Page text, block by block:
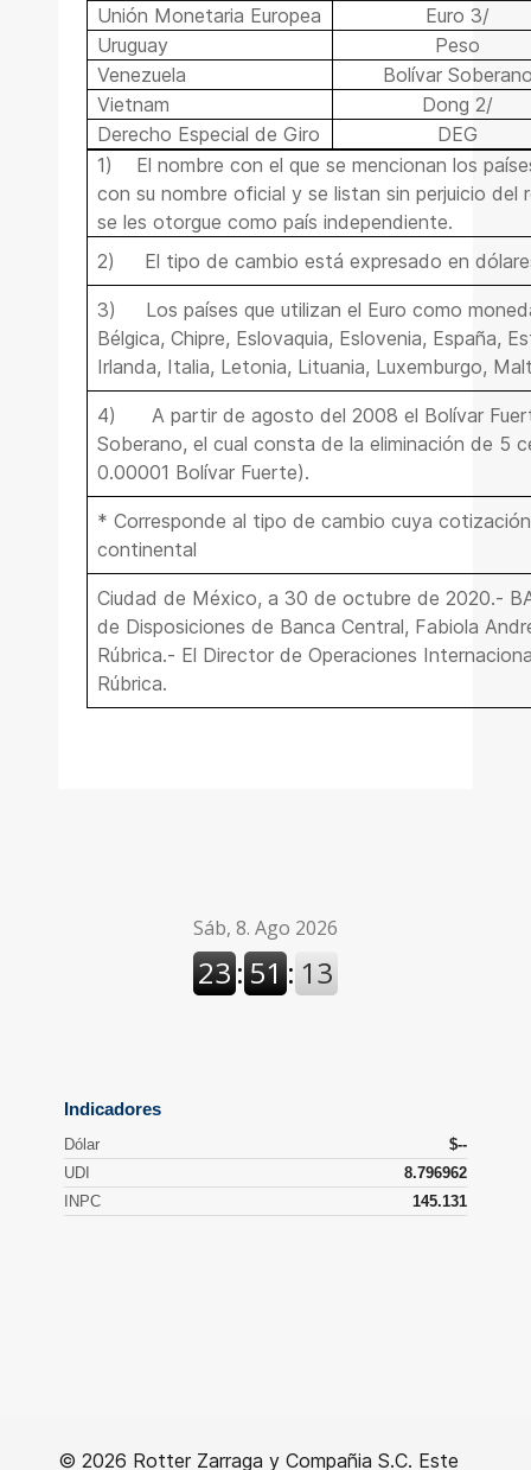
Unión Monetaria Europea
Euro 3/
Uruguay
Peso
Venezuela
Bolívar
Vietnam
Dong 2/
Derecho Especial de Giro
DEG
1)
El nombre con el que se mencionan los
con su nombre oficial y se listan sin perjuicio del
se les otorgue como país independiente.
2)
El tipo de cambio está expresado en
3)
Los países que utilizan el Euro como
Bélgica, Chipre, Eslovaquia, Eslovenia, España,
Irlanda, Italia, Letonia, Lituania, Luxemburgo,
4)
A partir de agosto del 2008 el Bolívar
Soberano, el cual consta de la eliminación de 5
0.00001 Bolívar Fuerte).
* Corresponde al tipo de cambio cuya
continental
Ciudad de México, a 30 de octubre de 2020.-
de Disposiciones de Banca Central, Fabiola
Rúbrica.- El Director de Operaciones
Rúbrica.
© 2026 Rotter Zarraga y Compañia S.C. Este